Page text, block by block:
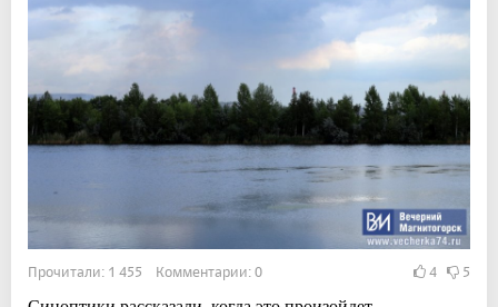
Прочитали: 1 455 Комментарии: 0 4 5